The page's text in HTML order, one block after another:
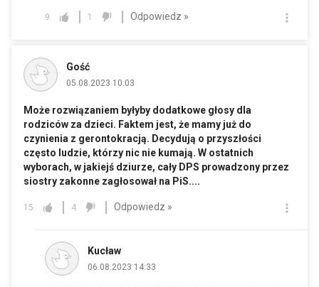
9 1 Odpowiedz »
Gość
05.08.2023 10:03
Może rozwiązaniem byłyby dodatkowe głosy dla
rodziców za dzieci. Faktem jest, że mamy już do
czynienia z gerontokracją. Decydują o przyszłości
często ludzie, którzy nic nie kumają. W ostatnich
wyborach, w jakiejś dziurze, cały DPS prowadzony przez
siostry zakonne zagłosował na PiS....
15 4 Odpowiedz »
Kucław
06.08.2023 14:33